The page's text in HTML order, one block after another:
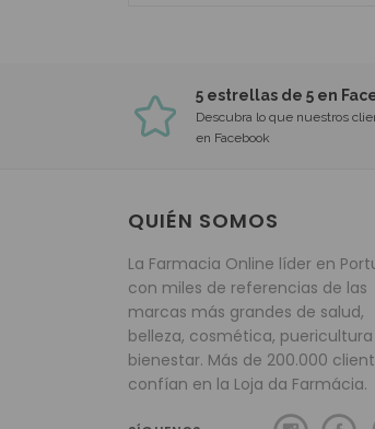
5 estrellas de 5 en
Descubra lo que nuestros
en Facebook
QUIÉN SOMOS
La Farmacia Online líder en
con miles de referencias de las
marcas más grandes de salud,
belleza, cosmética,
bienestar. Más de 200.000
confían en la Loja da Farmácia.